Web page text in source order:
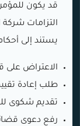
قد يكون
التزامات شركة
يستند إلى
الاعتراض على
طلب إعادة
تقديم شكوى
رفع دعوى